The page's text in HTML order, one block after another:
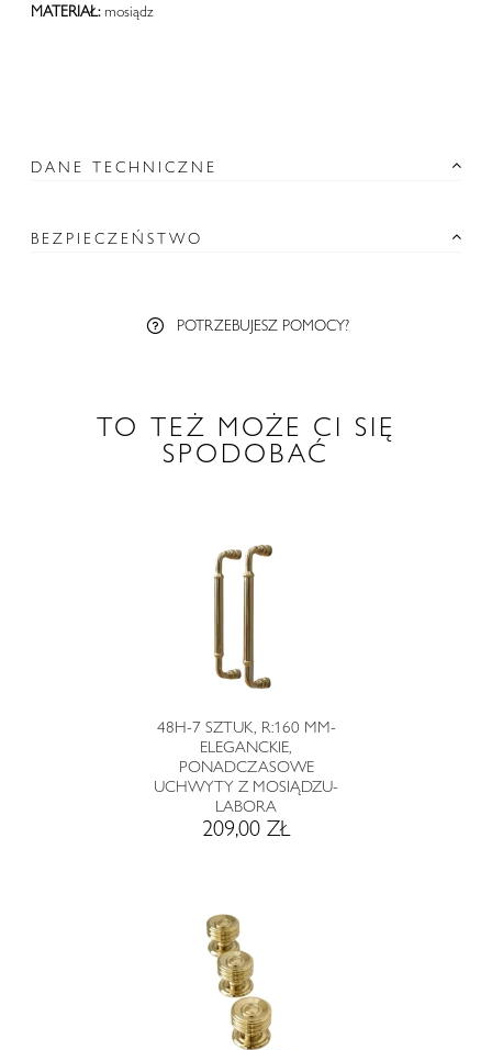
MATERIAŁ:mosiądz
DANE TECHNICZNE
BEZPIECZEŃSTWO
POTRZEBUJESZ POMOCY?
TO TEŻ MOŻE CI SIĘ
SPODOBAĆ
48H-7 SZTUK, R:160 MM-
ELEGANCKIE,
PONADCZASOWE
UCHWYTY Z MOSIĄDZU-
LABORA
209,00 ZŁ